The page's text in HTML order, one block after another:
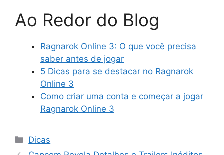
Ao Redor do Blog
Ragnarok Online 3: O que você precisa
saber antes de jogar
5 Dicas para se destacar no Ragnarok
Online 3
Como criar uma conta e começar a jogar
Ragnarok Online 3
Categorias
Dicas